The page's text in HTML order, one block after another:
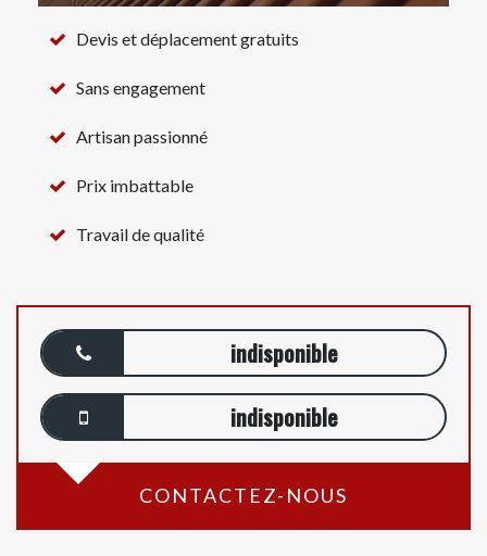
Devis et déplacement gratuits
Sans engagement
Artisan passionné
Prix imbattable
Travail de qualité
indisponible
indisponible
CONTACTEZ-NOUS